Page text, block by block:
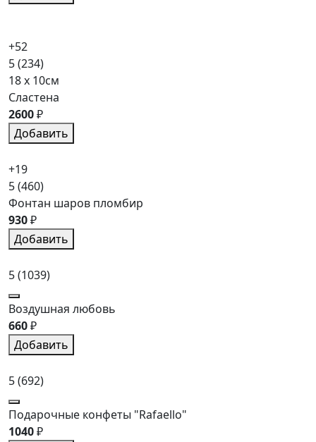
+52
5(234)
18 x 10см
Сластена
2600₽
Добавить
+19
5(460)
Фонтан шаров пломбир
930₽
Добавить
5(1039)
Воздушная любовь
660₽
Добавить
5(692)
Подарочные конфеты "Rafaello"
1040₽